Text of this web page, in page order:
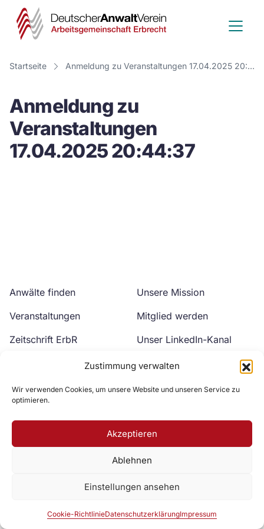
Zustimmung verwalten
Wir verwenden Cookies, um unsere Website und unseren Service zu
optimieren.
Akzeptieren
Ablehnen
Einstellungen ansehen
Cookie-RichtlinieDatenschutzerklärungImpressum
Deutscher
Anwalt
Verein
Startseite Anmeldung zu Veranstaltungen 17.04.2025 20:44:37
Anmeldung zu
Veranstaltungen
17.04.2025 20:44:37
Anwälte finden
Veranstaltungen
Zeitschrift ErbR
Unsere Mission
Mitglied werden
Unser LinkedIn-Kanal
Unser YouTube-Kanal
Zur DAV Webseite